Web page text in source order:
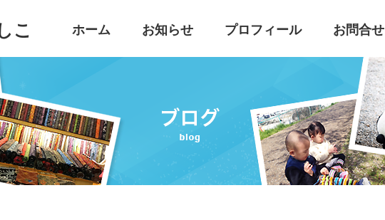
こ ホーム お知らせ プロフィール お問合せ